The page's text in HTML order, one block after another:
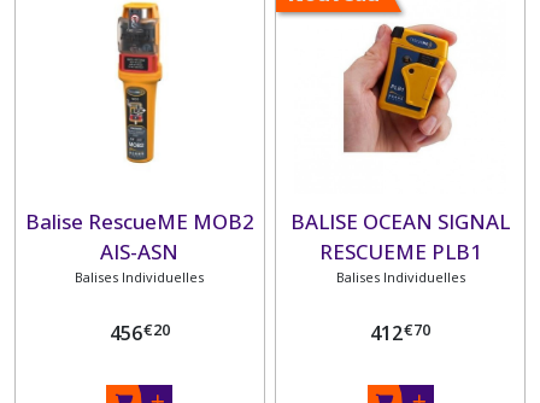
Balise RescueME MOB2
AIS-ASN
Balises Individuelles
456€20
BALISE OCEAN SIGNAL
RESCUEME PLB1
PERSONNELLE
Balises Individuelles
412€70